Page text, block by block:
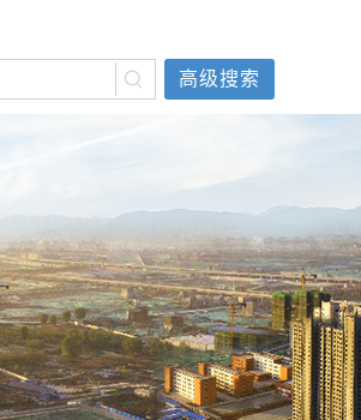
高级搜索